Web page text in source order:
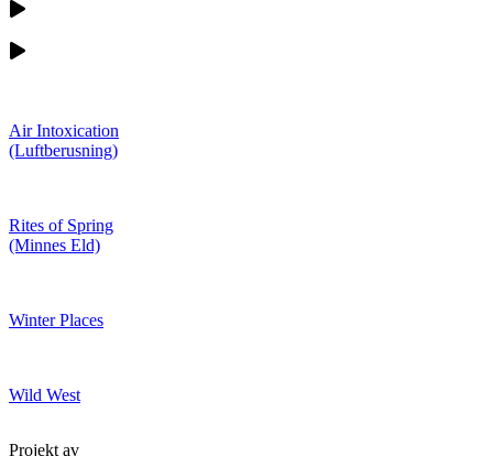
Air Intoxication
(Luftberusning)
Rites of Spring
(Minnes Eld)
Winter Places
Wild West
Projekt av